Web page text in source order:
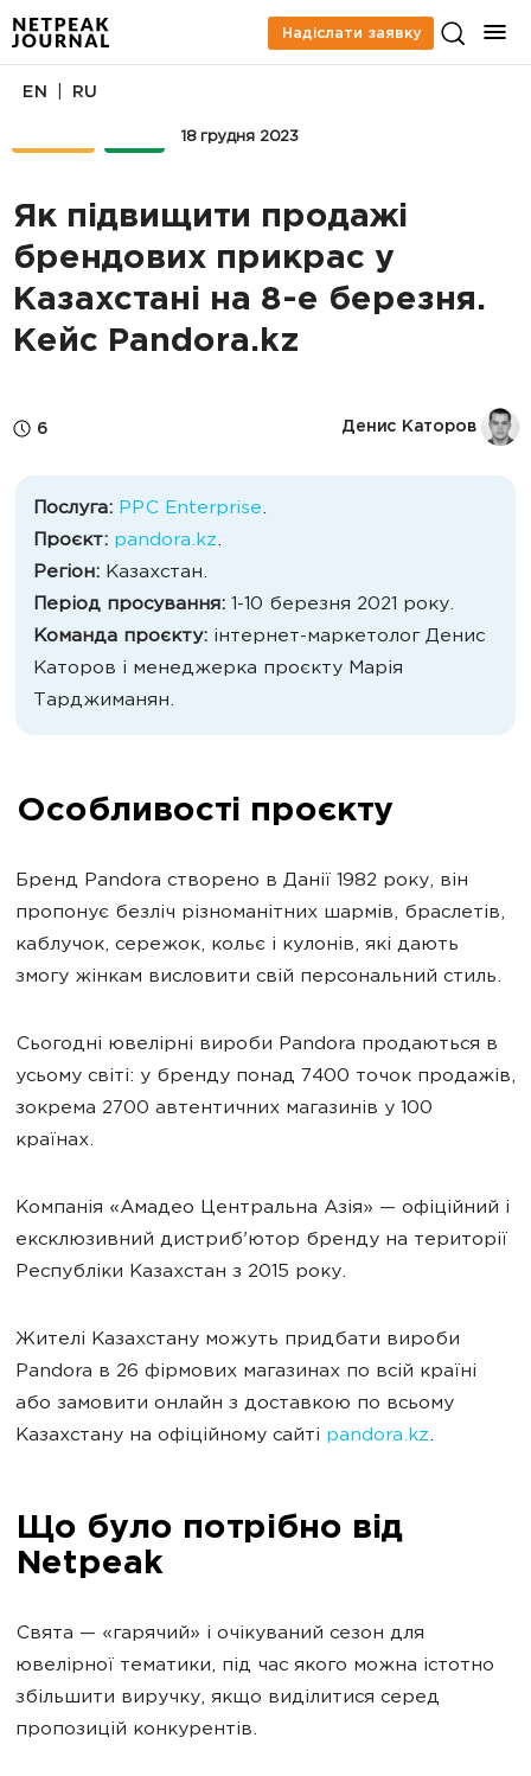
Надіслати заявку
18 грудня 2023
EN RU
Як підвищити продажі
брендових прикрас у
Казахстані на 8-е березня.
Кейс Pandora.kz
6 Денис Каторов
Послуга: PPC Enterprise.
Проєкт: pandora.kz.
Регіон: Казахстан.
Період просування: 1-10 березня 2021 року.
Команда проєкту: інтернет-маркетолог Денис
Каторов і менеджерка проєкту Марія
Тарджиманян.
Особливості проєкту
Бренд Pandora створено в Данії 1982 року, він
пропонує безліч різноманітних шармів, браслетів,
каблучок, сережок, кольє і кулонів, які дають
змогу жінкам висловити свій персональний стиль.
Сьогодні ювелірні вироби Pandora продаються в
усьому світі: у бренду понад 7400 точок продажів,
зокрема 2700 автентичних магазинів у 100
країнах.
Компанія «Амадео Центральна Азія» — офіційний і
ексклюзивний дистриб'ютор бренду на території
Республіки Казахстан з 2015 року.
Жителі Казахстану можуть придбати вироби
Pandora в 26 фірмових магазинах по всій країні
або замовити онлайн з доставкою по всьому
Казахстану на офіційному сайті pandora.kz.
Що було потрібно від
Netpeak
Свята — «гарячий» і очікуваний сезон для
ювелірної тематики, під час якого можна істотно
збільшити виручку, якщо виділитися серед
пропозицій конкурентів.